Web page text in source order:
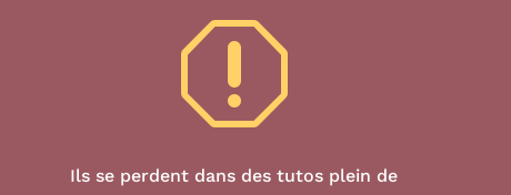
q
Ils se perdent dans des tutos plein de